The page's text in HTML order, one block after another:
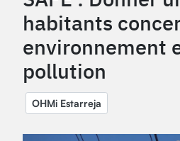
habitants
environnement
pollution
OHMi Estarreja